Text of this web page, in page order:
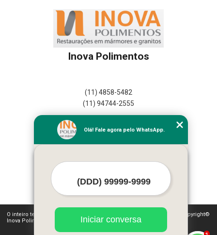
Inova Polimentos
(11) 4858-5482
(11) 94744-2555
Empresa
Missão
Mapa do site
Mais Serviços
O inteiro teor deste site está sujeito à proteção de direitos autorais. Copyright©
Inova Polimentos (Lei 9610 de 19/02/1998)
Olá! Fale agora pelo WhatsApp.
Iniciar conversa